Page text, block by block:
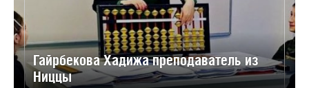
Гайрбекова Хадижа преподаватель из
Ниццы